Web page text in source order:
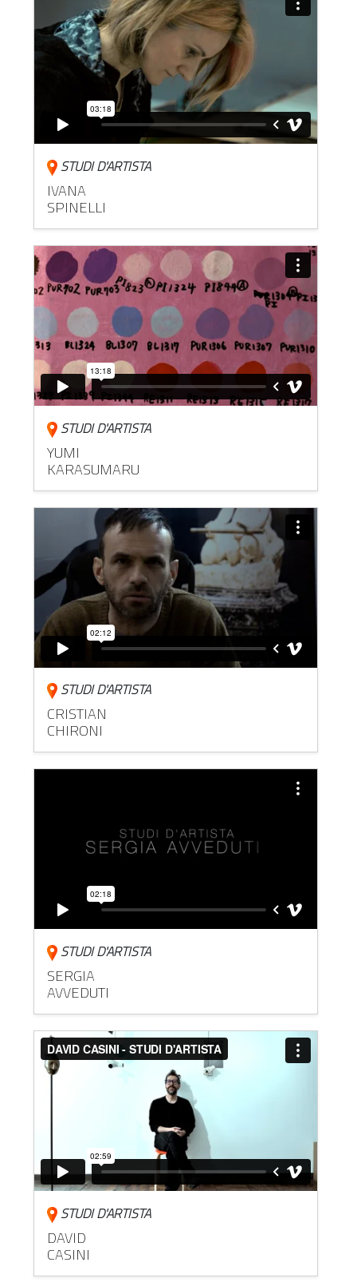
STUDI D'ARTISTA
IVANA
SPINELLI
STUDI D'ARTISTA
YUMI
KARASUMARU
STUDI D'ARTISTA
CRISTIAN
CHIRONI
STUDI D'ARTISTA
SERGIA
AVVEDUTI
STUDI D'ARTISTA
DAVID
CASINI